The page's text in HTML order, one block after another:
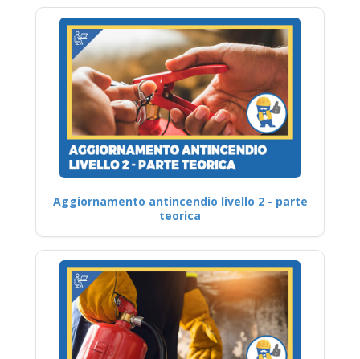
Aggiornamento antincendio livello 2 - parte
teorica